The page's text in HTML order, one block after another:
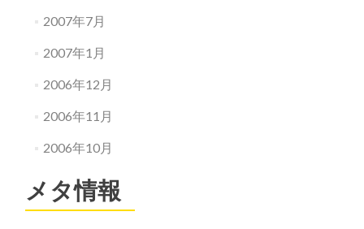
2007年7月
2007年1月
2006年12月
2006年11月
2006年10月
メタ情報